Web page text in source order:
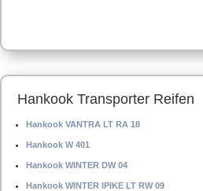
Hankook Transporter Reifen
Hankook VANTRA LT RA 18
Hankook W 401
Hankook WINTER DW 04
Hankook WINTER IPIKE LT RW 09